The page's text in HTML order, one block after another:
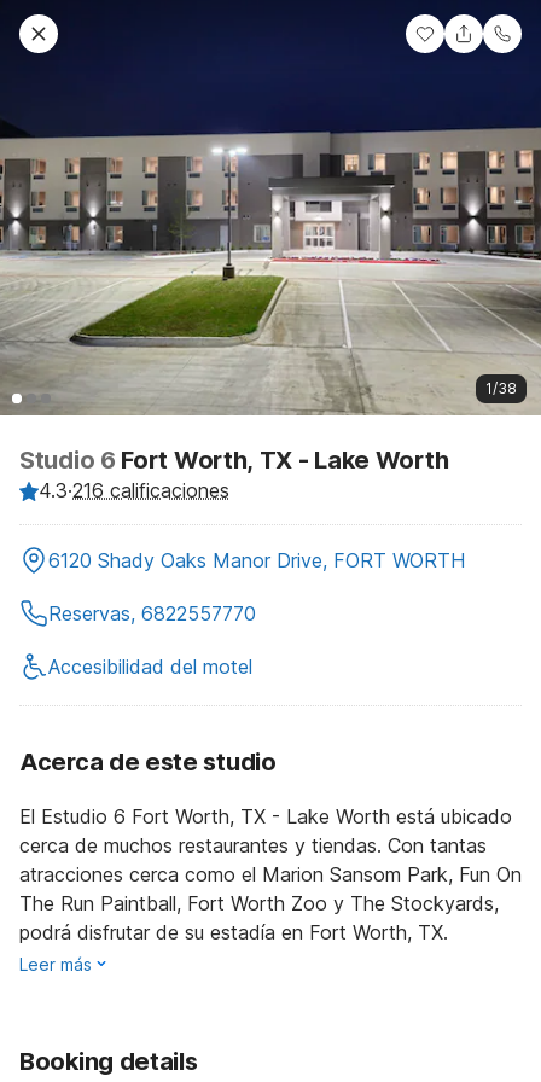
1/38
Studio 6 Fort Worth, TX - Lake Worth
4.3·216 calificaciones
6120 Shady Oaks Manor Drive, FORT WORTH
Reservas, 6822557770
Accesibilidad del motel
Acerca de este studio
El Estudio 6 Fort Worth, TX - Lake Worth está ubicado
cerca de muchos restaurantes y tiendas. Con tantas
atracciones cerca como el Marion Sansom Park, Fun On
The Run Paintball, Fort Worth Zoo y The Stockyards,
podrá disfrutar de su estadía en Fort Worth, TX.
Leer más
Booking details